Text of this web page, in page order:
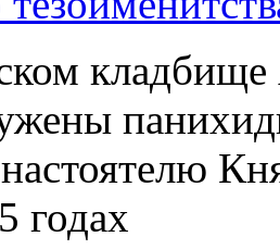
годах